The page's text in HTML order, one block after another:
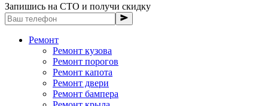
Запишись на СТО и получи скидку
Ремонт
Ремонт кузова
Ремонт порогов
Ремонт капота
Ремонт двери
Ремонт бампера